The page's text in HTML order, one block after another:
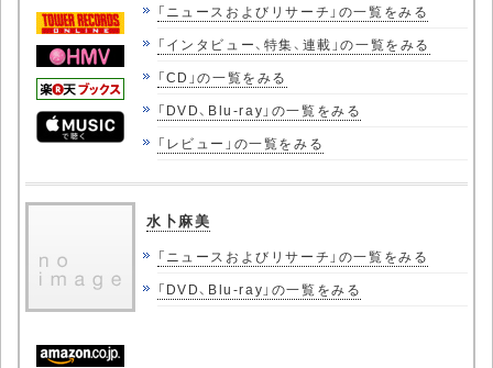
「ニュースおよびリサーチ」の一覧をみる
「インタビュー、特集、連載」の一覧をみる
「CD」の一覧をみる
「DVD、Blu-ray」の一覧をみる
「レビュー」の一覧をみる
水卜麻美
「ニュースおよびリサーチ」の一覧をみる
「DVD、Blu-ray」の一覧をみる